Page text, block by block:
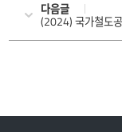
다음글
(2024) 국가철도